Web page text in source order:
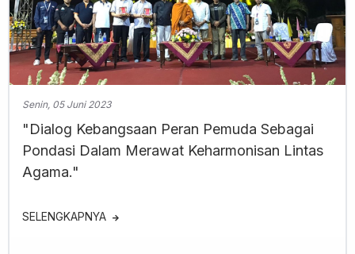
Senin, 05 Juni 2023
"Dialog Kebangsaan Peran Pemuda Sebagai
Pondasi Dalam Merawat Keharmonisan Lintas
Agama."
SELENGKAPNYA